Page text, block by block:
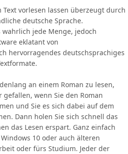
Text vorlesen lassen überzeugt durch
deutsche Sprache.
jede Menge, jedoch
eklatant von
hervorragendes deutschsprachiges
an einem Roman zu lesen,
wenn Sie den Roman
und Sie es sich dabei auf dem
Dann holen Sie sich schnell das
das Lesen erspart. Ganz einfach
10 oder auch älteren
oder fürs Studium. Jeder der